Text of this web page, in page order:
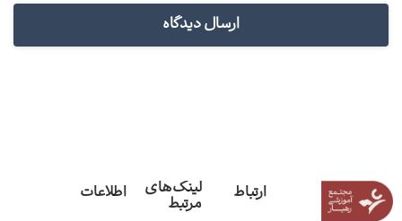
ارتباط
لینک‌های
مرتبط
اطلاعات